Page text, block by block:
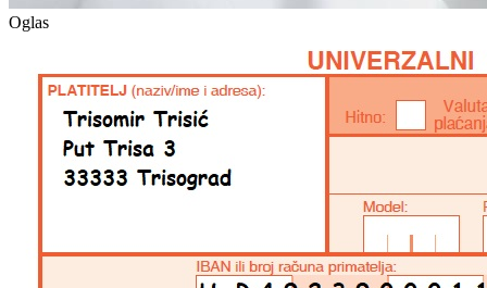
Oglas